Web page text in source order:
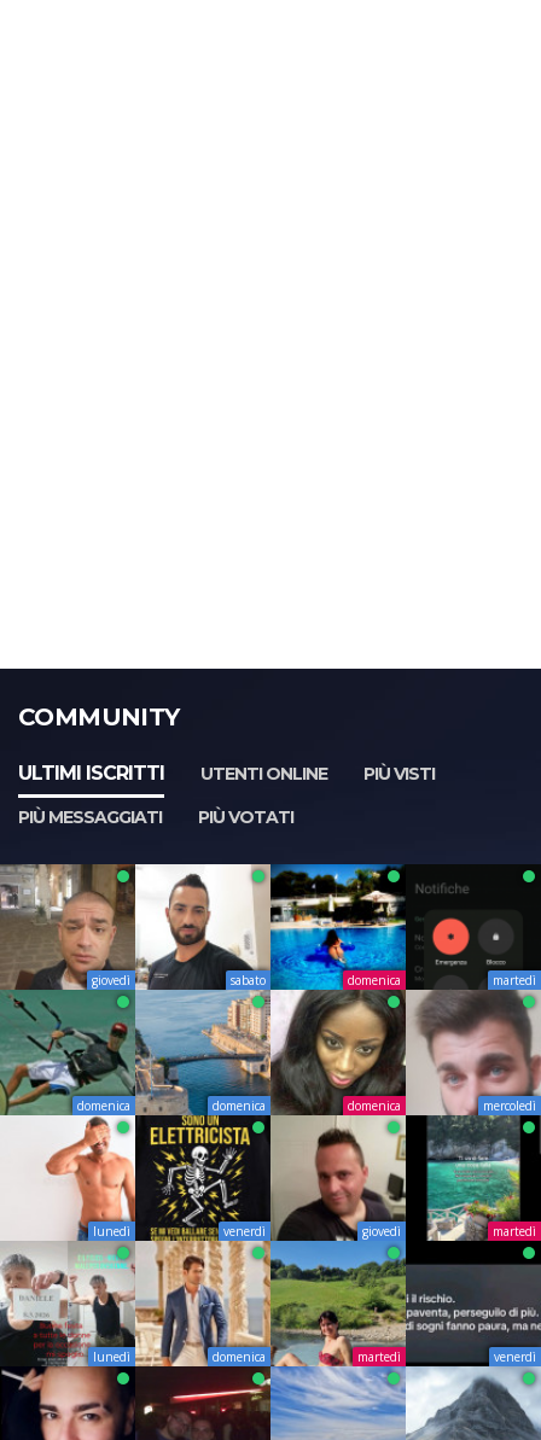
COMMUNITY
ULTIMI ISCRITTI UTENTI ONLINE
PIÙ VISTI
PIÙ MESSAGGIATI
PIÙ VOTATI
giovedì sabato domenica martedì
domenica domenica domenica mercoledì
lunedì venerdì giovedì martedì
lunedì domenica martedì venerdì